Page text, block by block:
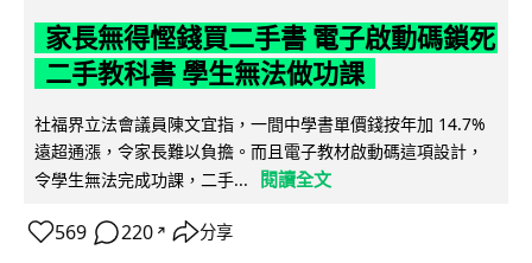
家長無得慳錢買二手書 電子啟動碼鎖死
二手教科書 學生無法做功課
社福界立法會議員陳文宜指，一間中學書單價錢按年加 14.7%
遠超通漲，令家長難以負擔。而且電子教材啟動碼這項設計，
令學生無法完成功課，二手...
閱讀全文
569 220 ↗ 分享